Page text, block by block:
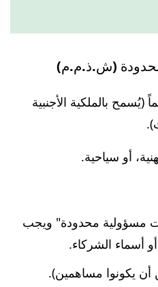
50 مساهماً (يُسمح بالملكية الأجنبية
أو سياحية.
مسؤولية محدودة" ويجب
أسماء الشركاء.